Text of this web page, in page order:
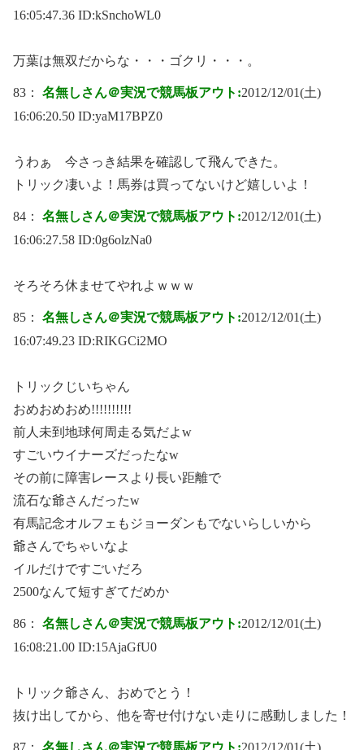
16:05:47.36 ID:kSnchoWL0
万葉は無双だからな・・・ゴクリ・・・。
83： 名無しさん＠実況で競馬板アウト:2012/12/01(土)
16:06:20.50 ID:yaM17BPZ0
うわぁ 今さっき結果を確認して飛んできた。
トリック凄いよ！馬券は買ってないけど嬉しいよ！
84： 名無しさん＠実況で競馬板アウト:2012/12/01(土)
16:06:27.58 ID:0g6olzNa0
そろそろ休ませてやれよｗｗｗ
85： 名無しさん＠実況で競馬板アウト:2012/12/01(土)
16:07:49.23 ID:RIKGCi2MO
トリックじいちゃん
おめおめおめ!!!!!!!!!!
前人未到地球何周走る気だよw
すごいウイナーズだったなw
その前に障害レースより長い距離で
流石な爺さんだったw
有馬記念オルフェもジョーダンもでないらしいから
爺さんでちゃいなよ
イルだけですごいだろ
2500なんて短すぎてだめか
86： 名無しさん＠実況で競馬板アウト:2012/12/01(土)
16:08:21.00 ID:15AjaGfU0
トリック爺さん、おめでとう！
抜け出してから、他を寄せ付けない走りに感動しました！